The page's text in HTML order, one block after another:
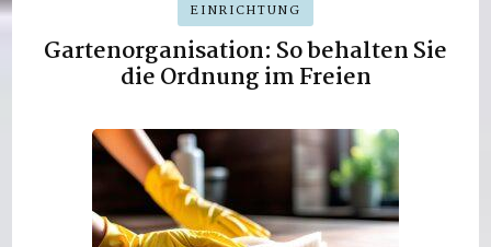
EINRICHTUNG
Gartenorganisation: So behalten Sie
die Ordnung im Freien